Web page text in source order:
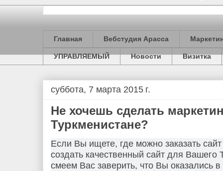
Главная Вебстудия Арасса
УПРАВЛЯЕМЫЙ Новости Визитка
суббота, 7 марта 2015 г.
Не хочешь сделать
Туркменистане?
Если Вы ищете, где можно заказать
создать качественный сайт для Вашего
смеем Вас заверить, что Вы оказались